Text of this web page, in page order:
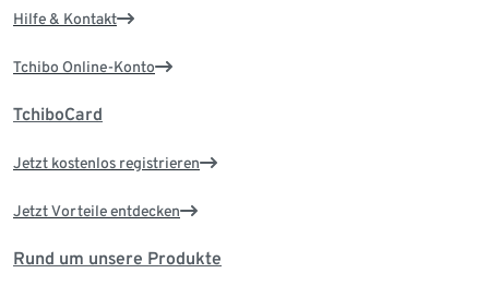
Hilfe & Kontakt
Tchibo Online-Konto
TchiboCard
Jetzt kostenlos registrieren
Jetzt Vorteile entdecken
Rund um unsere Produkte